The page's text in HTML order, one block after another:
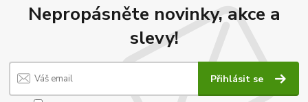
Nepropásněte novinky, akce a
slevy!
Přihlásit se